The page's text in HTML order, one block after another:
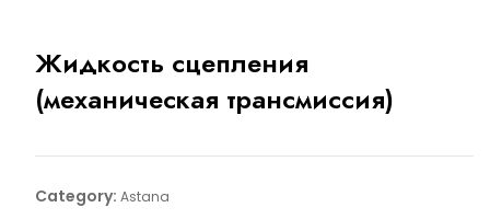
Жидкость сцепления
(механическая трансмиссия)
Category: Astana